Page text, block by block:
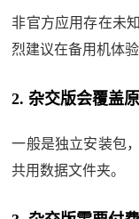
非官方应用存在未
烈建议在备用机体验
2. 杂交版会覆盖原
一般是独立安装包
共用数据文件夹。